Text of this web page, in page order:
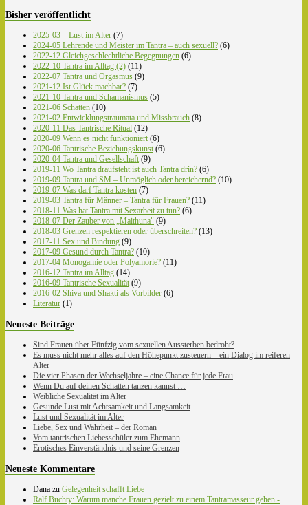
Bisher veröffentlicht
2025-03 – Lust im Alter (7)
2024-05 Lehrende und Meister im Tantra – auch sexuell? (6)
2022-12 Gleichgeschlechtliche Begegnungen (6)
2022-10 Tantra im Alltag (2) (11)
2022-07 Tantra und Orgasmus (9)
2021-12 Ist Glück machbar? (7)
2021-10 Tantra und Schamanismus (5)
2021-06 Schatten (10)
2021-02 Entwicklungstraumata und Missbrauch (8)
2020-11 Das Tantrische Ritual (12)
2020-09 Wenn es nicht funktioniert (6)
2020-06 Tantrische Beziehungskunst (6)
2020-04 Tantra und Gesellschaft (9)
2019-11 Wo Tantra draufsteht ist auch Tantra drin? (6)
2019-09 Tantra und SM – Unmöglich oder bereichernd? (10)
2019-07 Was darf Tantra kosten (7)
2019-03 Tantra für Männer – Tantra für Frauen? (11)
2018-11 Was hat Tantra mit Sexarbeit zu tun? (6)
2018-07 Der Zauber von „Maithuna" (9)
2018-03 Grenzen respektieren oder überschreiten? (13)
2017-11 Sex und Bindung (9)
2017-09 Gesund durch Tantra? (10)
2017-04 Monogamie oder Polyamorie? (11)
2016-12 Tantra im Alltag (14)
2016-09 Tantrische Sexualität (9)
2016-02 Shiva und Shakti als Vorbilder (6)
Literatur (1)
Neueste Beiträge
Sind Frauen über Fünfzig vom sexuellen Aussterben bedroht?
Es muss nicht mehr alles auf den Höhepunkt zusteuern – ein Dialog im reiferen
Alter
Die vier Phasen der Wechseljahre – eine Chance für jede Frau
Wenn Du auf deinen Schatten tanzen kannst …
Weibliche Sexualität im Alter
Gesunde Lust mit Achtsamkeit und Langsamkeit
Lust und Sexualität im Alter
Liebe, Sex und Wahrheit – der Roman
Vom tantrischen Liebesschüler zum Ehemann
Erotisches Einverständnis und seine Grenzen
Neueste Kommentare
Dana zu Gelegenheit schafft Liebe
Ralf Buchty: Warum manche Frauen gezielt zu einem Tantramasseur gehen -